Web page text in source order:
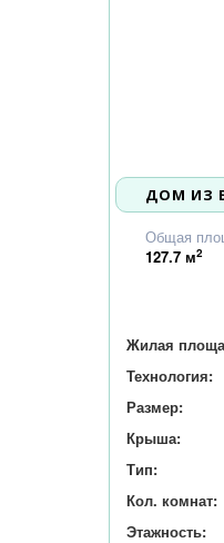
ДОМ ИЗ
Общая
127.7 м2
Жилая
Технология:
Размер:
Крыша:
Тип:
Кол. комнат:
Этажность: